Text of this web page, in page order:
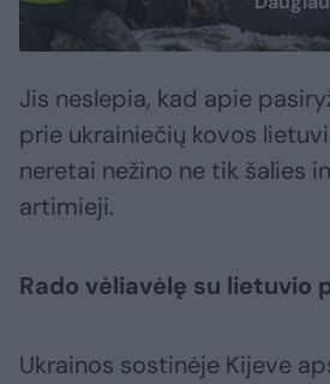
Jis neslepia, kad apie
prie ukrainiečių kovos
neretai nežino ne tik šalies
artimieji.
Rado vėliavėlę su lietuvio
Ukrainos sostinėje Kijeve